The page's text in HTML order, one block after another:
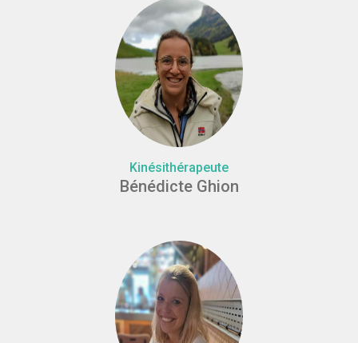
Kinésithérapeute
Bénédicte Ghion